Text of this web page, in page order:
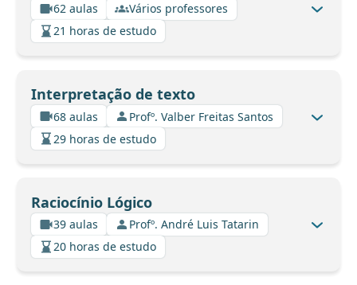
62 aulas
Vários professores
21 horas de estudo
Interpretação de texto
68 aulas
Profº. Valber Freitas Santos
29 horas de estudo
Raciocínio Lógico
39 aulas
Profº. André Luis Tatarin
20 horas de estudo